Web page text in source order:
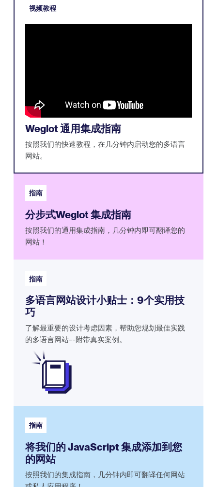
视频教程
Weglot 通用集成指南
按照我们的快速教程，在几分钟内启动您的多语言
网站。
指南
分步式Weglot 集成指南
按照我们的通用集成指南，几分钟内即可翻译您的
网站！
指南
多语言网站设计小贴士：9个实用技
巧
了解最重要的设计考虑因素，帮助您规划最佳实践
的多语言网站--附带真实案例。
指南
将我们的 JavaScript 集成添加到您
的网站
按照我们的集成指南，几分钟内即可翻译任何网站